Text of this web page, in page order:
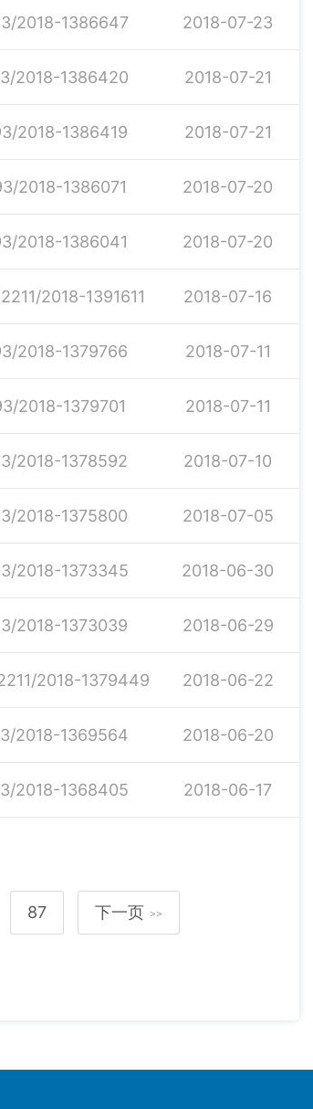
2018-1386647 2018-07-23
2018-1386420 2018-07-21
2018-1386419 2018-07-21
2018-1386071 2018-07-20
2018-1386041 2018-07-20
2018-1391611 2018-07-16
2018-1379766 2018-07-11
2018-1379701 2018-07-11
2018-1378592 2018-07-10
2018-1375800 2018-07-05
2018-1373345 2018-06-30
2018-1373039 2018-06-29
2018-1379449 2018-06-22
2018-1369564 2018-06-20
2018-1368405 2018-06-17
87 下一页 >>